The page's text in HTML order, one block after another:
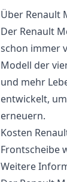
Über Renault
Der Renault
schon immer
Modell der
und mehr
entwickelt,
erneuern.
Kosten
Frontscheibe
Weitere